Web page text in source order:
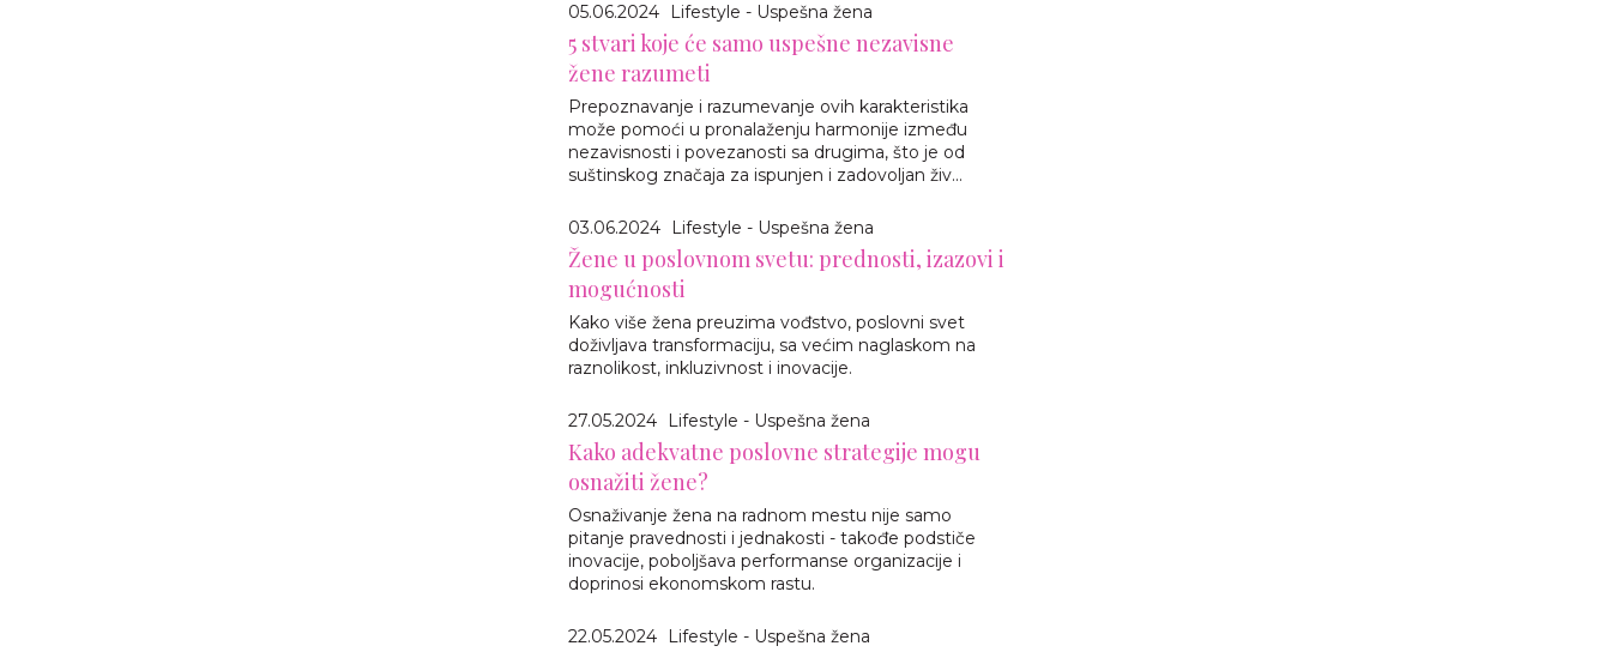
05.06.2024 Lifestyle - Uspešna žena
5 stvari koje će samo uspešne nezavisne
žene razumeti
Prepoznavanje i razumevanje ovih karakteristika
može pomoći u pronalaženju harmonije između
nezavisnosti i povezanosti sa drugima, što je od
suštinskog značaja za ispunjen i zadovoljan živ...
03.06.2024 Lifestyle - Uspešna žena
Žene u poslovnom svetu: prednosti, izazovi i
mogućnosti
Kako više žena preuzima vođstvo, poslovni svet
doživljava transformaciju, sa većim naglaskom na
raznolikost, inkluzivnost i inovacije.
27.05.2024 Lifestyle - Uspešna žena
Kako adekvatne poslovne strategije mogu
osnažiti žene?
Osnaživanje žena na radnom mestu nije samo
pitanje pravednosti i jednakosti - takođe podstiče
inovacije, poboljšava performanse organizacije i
doprinosi ekonomskom rastu.
22.05.2024 Lifestyle - Uspešna žena